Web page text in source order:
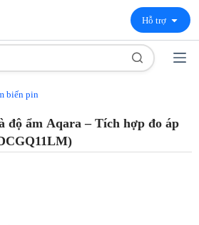
Hỗ trợ
biến pin
độ ẩm Aqara – Tích hợp đo áp